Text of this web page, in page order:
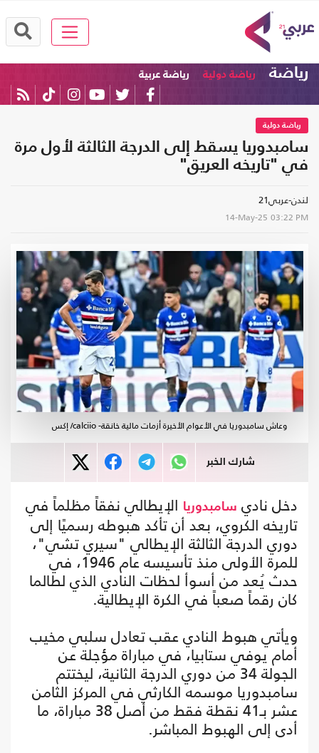
رياضة رياضة دولية رياضة عربية
رياضة دولية
سامبدوريا يسقط إلى الدرجة الثالثة لأول مرة
في "تاريخه العريق"
لندن-عربي21
14-May-25 03:22 PM
وعاش سامبدوريا في الأعوام الأخيرة أزمات مالية خانقة- calciio/ إكس
شارك الخبر
دخل نادي سامبدوريا الإيطالي نفقاً مظلماً في
تاريخه الكروي، بعد أن تأكد هبوطه رسميًا إلى
دوري الدرجة الثالثة الإيطالي "سيري تشي"،
للمرة الأولى منذ تأسيسه عام 1946، في
حدث يُعد من أسوأ لحظات النادي الذي لطالما
كان رقماً صعباً في الكرة الإيطالية.
ويأتي هبوط النادي عقب تعادل سلبي مخيب
أمام يوفي ستابيا، في مباراة مؤجلة عن
الجولة 34 من دوري الدرجة الثانية، ليختتم
سامبدوريا موسمه الكارثي في المركز الثامن
عشر بـ41 نقطة فقط من أصل 38 مباراة، ما
أدى إلى الهبوط المباشر.